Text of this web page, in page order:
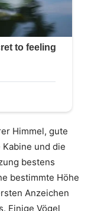
Himmel, gute
und die
bestens
bestimmte Höhe
Anzeichen
Einige Vögel